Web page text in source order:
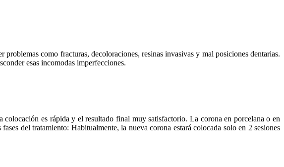
como fracturas, decoloraciones, resinas invasivas y mal posiciones dentarias.
esas incomodas imperfecciones.
es rápida y el resultado final muy satisfactorio. La corona en porcelana o en
del tratamiento: Habitualmente, la nueva corona estará colocada solo en 2 sesiones